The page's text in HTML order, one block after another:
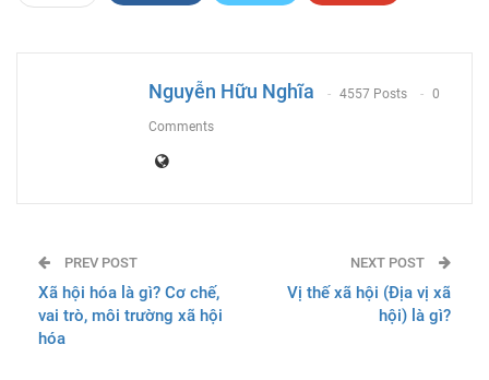
Nguyễn Hữu Nghĩa 4557 Posts 0
Comments
PREV POST
Xã hội hóa là gì? Cơ chế,
vai trò, môi trường xã hội
hóa
NEXT POST
Vị thế xã hội (Địa vị xã
hội) là gì?